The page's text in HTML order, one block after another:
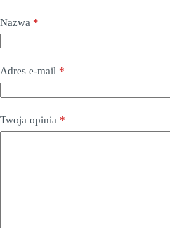
Nazwa *
Adres e-mail *
Twoja opinia *